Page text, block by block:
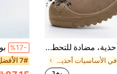
GUYISA أحذية، مضادة للتحطم، مضادة للثقب، مقاومة للتآكل، جلد شمواه، مضادة للشرر، عازلة للحرارة، أحذية واقية من سلسلة اللحام متوسطة الارتفاع. حماية أصابع القدم من الفولاذ بمعيار الاتحاد الأوروبي، ثقيلة قليلاً ولكن فعالة للغاية! (حجم الحذاء بالقياس الصيني، يرجى ملاحظة التحويل الدولي! إذا كان حجم الحذاء كبيرًا، يرجى اختيار مقاس أصغر) (النعل مصنوع من قطعة واحدة مصبوبة بالحقن، الثقوب الصغيرة ناتجة عن المادة نفسها وليست مشكلة جودة)
في الأساسيات أحذية العمل والاستخدامات الرجالية
%17-
7# الأفضل مبيعا